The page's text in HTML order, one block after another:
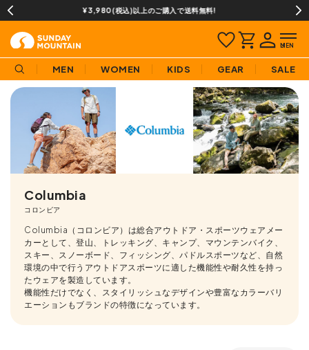
13時までのご注文で即日発送(営業日に限ります)
MEN WOMEN KIDS GEAR SALE
Columbia
コロンビア
Columbia（コロンビア）は総合アウトドア・スポーツウェアメー
カーとして、登山、トレッキング、キャンプ、マウンテンバイク、
スキー、スノーボード、フィッシング、パドルスポーツなど、自然
環境の中で行うアウトドアスポーツに適した機能性や耐久性を持っ
たウェアを製造しています。
機能性だけでなく、スタイリッシュなデザインや豊富なカラーバリ
エーションもブランドの特徴になっています。